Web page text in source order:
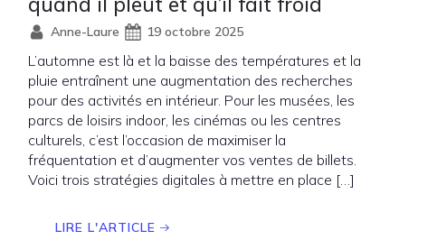
Anne-Laure 19 octobre 2025
L’automne est là et la baisse des températures et la
pluie entraînent une augmentation des recherches
pour des activités en intérieur. Pour les musées, les
parcs de loisirs indoor, les cinémas ou les centres
culturels, c’est l’occasion de maximiser la
fréquentation et d’augmenter vos ventes de billets.
Voici trois stratégies digitales à mettre en place […]
LIRE L'ARTICLE